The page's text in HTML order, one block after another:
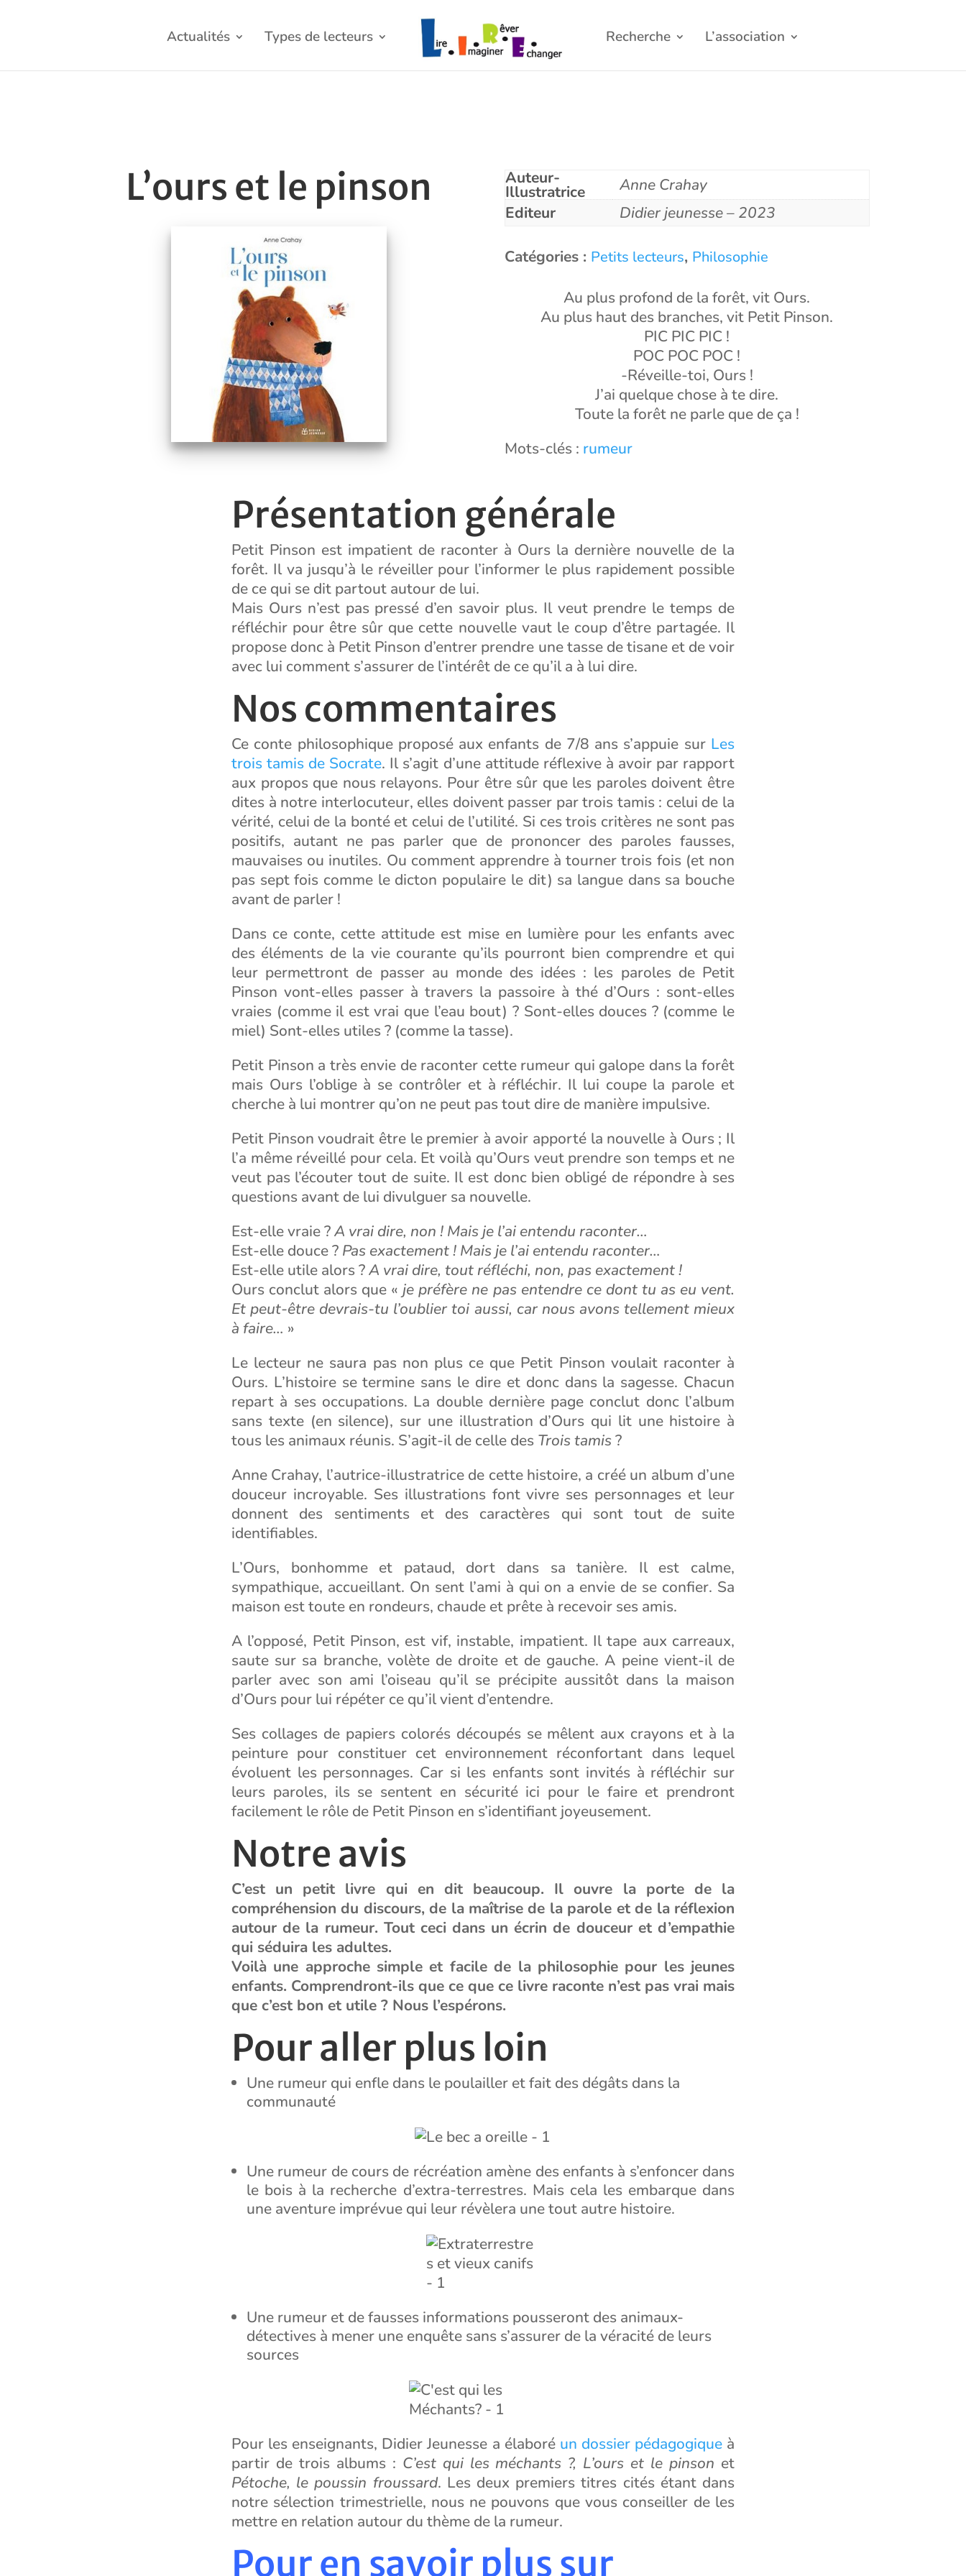
Actualités Types de lecteurs Recherche L’association
L’ours et le pinson Auteur-
Illustratrice
Anne Crahay
Editeur
Didier jeunesse – 2023
Catégories : Petits lecteurs, Philosophie
Au plus profond de la forêt, vit Ours.
Au plus haut des branches, vit Petit Pinson.
PIC PIC PIC !
POC POC POC !
-Réveille-toi, Ours !
J’ai quelque chose à te dire.
Toute la forêt ne parle que de ça !
Mots-clés : rumeur
Présentation générale
Petit Pinson est impatient de raconter à Ours la dernière nouvelle de la
forêt. Il va jusqu’à le réveiller pour l’informer le plus rapidement possible
de ce qui se dit partout autour de lui.
Mais Ours n’est pas pressé d’en savoir plus. Il veut prendre le temps de
réfléchir pour être sûr que cette nouvelle vaut le coup d’être partagée. Il
propose donc à Petit Pinson d’entrer prendre une tasse de tisane et de voir
avec lui comment s’assurer de l’intérêt de ce qu’il a à lui dire.
Nos commentaires
Ce conte philosophique proposé aux enfants de 7/8 ans s’appuie sur Les
trois tamis de Socrate. Il s’agit d’une attitude réflexive à avoir par rapport
aux propos que nous relayons. Pour être sûr que les paroles doivent être
dites à notre interlocuteur, elles doivent passer par trois tamis : celui de la
vérité, celui de la bonté et celui de l’utilité. Si ces trois critères ne sont pas
positifs, autant ne pas parler que de prononcer des paroles fausses,
mauvaises ou inutiles. Ou comment apprendre à tourner trois fois (et non
pas sept fois comme le dicton populaire le dit) sa langue dans sa bouche
avant de parler !
Dans ce conte, cette attitude est mise en lumière pour les enfants avec
des éléments de la vie courante qu’ils pourront bien comprendre et qui
leur permettront de passer au monde des idées : les paroles de Petit
Pinson vont-elles passer à travers la passoire à thé d’Ours : sont-elles
vraies (comme il est vrai que l’eau bout) ? Sont-elles douces ? (comme le
miel) Sont-elles utiles ? (comme la tasse).
Petit Pinson a très envie de raconter cette rumeur qui galope dans la forêt
mais Ours l’oblige à se contrôler et à réfléchir. Il lui coupe la parole et
cherche à lui montrer qu’on ne peut pas tout dire de manière impulsive.
Petit Pinson voudrait être le premier à avoir apporté la nouvelle à Ours ; Il
l’a même réveillé pour cela. Et voilà qu’Ours veut prendre son temps et ne
veut pas l’écouter tout de suite. Il est donc bien obligé de répondre à ses
questions avant de lui divulguer sa nouvelle.
Est-elle vraie ?A vrai dire, non ! Mais je l’ai entendu raconter…
Est-elle douce ? Pas exactement ! Mais je l’ai entendu raconter…
Est-elle utile alors ?A vrai dire, tout réfléchi, non, pas exactement !
Ours conclut alors que « je préfère ne pas entendre ce dont tu as eu vent.
Et peut-être devrais-tu l’oublier toi aussi, car nous avons tellement mieux
à faire… »
Le lecteur ne saura pas non plus ce que Petit Pinson voulait raconter à
Ours. L’histoire se termine sans le dire et donc dans la sagesse. Chacun
repart à ses occupations. La double dernière page conclut donc l’album
sans texte (en silence), sur une illustration d’Ours qui lit une histoire à
tous les animaux réunis. S’agit-il de celle des Trois tamis?
Anne Crahay, l’autrice-illustratrice de cette histoire, a créé un album d’une
douceur incroyable. Ses illustrations font vivre ses personnages et leur
donnent des sentiments et des caractères qui sont tout de suite
identifiables.
L’Ours, bonhomme et pataud, dort dans sa tanière. Il est calme,
sympathique, accueillant. On sent l’ami à qui on a envie de se confier. Sa
maison est toute en rondeurs, chaude et prête à recevoir ses amis.
A l’opposé, Petit Pinson, est vif, instable, impatient. Il tape aux carreaux,
saute sur sa branche, volète de droite et de gauche. A peine vient-il de
parler avec son ami l’oiseau qu’il se précipite aussitôt dans la maison
d’Ours pour lui répéter ce qu’il vient d’entendre.
Ses collages de papiers colorés découpés se mêlent aux crayons et à la
peinture pour constituer cet environnement réconfortant dans lequel
évoluent les personnages. Car si les enfants sont invités à réfléchir sur
leurs paroles, ils se sentent en sécurité ici pour le faire et prendront
facilement le rôle de Petit Pinson en s’identifiant joyeusement.
Notre avis
C’est un petit livre qui en dit beaucoup. Il ouvre la porte de la
compréhension du discours, de la maîtrise de la parole et de la réflexion
autour de la rumeur. Tout ceci dans un écrin de douceur et d’empathie
qui séduira les adultes.
Voilà une approche simple et facile de la philosophie pour les jeunes
enfants. Comprendront-ils que ce que ce livre raconte n’est pas vrai mais
que c’est bon et utile ? Nous l’espérons.
Pour aller plus loin
Une rumeur qui enfle dans le poulailler et fait des dégâts dans la
communauté
Une rumeur de cours de récréation amène des enfants à s’enfoncer dans
le bois à la recherche d’extra-terrestres. Mais cela les embarque dans
une aventure imprévue qui leur révèlera une tout autre histoire.
Une rumeur et de fausses informations pousseront des animaux-
détectives à mener une enquête sans s’assurer de la véracité de leurs
sources
Pour les enseignants, Didier Jeunesse a élaboré un dossier pédagogiqueà
partir de trois albums : C’est qui les méchants ?, L’ours et le pinson et
Pétoche, le poussin froussard. Les deux premiers titres cités étant dans
notre sélection trimestrielle, nous ne pouvons que vous conseiller de les
mettre en relation autour du thème de la rumeur.
Pour en savoir plus sur